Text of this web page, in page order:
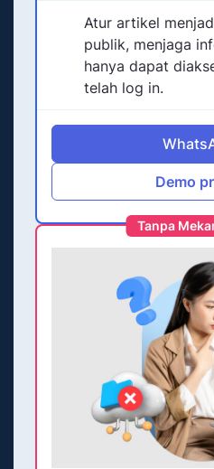
Tanpa
Atur artikel
publik, menjaga
hanya dapat
telah log in.
Demo